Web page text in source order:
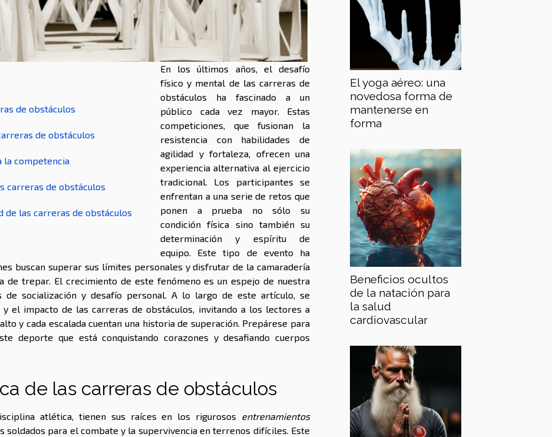
de obstáculos
de obstáculos
la competencia
carreras de obstáculos
de las carreras de obstáculos
En los últimos años, el desafío
físico y mental de las carreras de
obstáculos ha fascinado a un
público cada vez mayor. Estas
competiciones, que fusionan la
resistencia con habilidades de
agilidad y fortaleza, ofrecen una
experiencia alternativa al ejercicio
tradicional. Los participantes se
enfrentan a una serie de retos que
ponen a prueba no sólo su
condición física sino también su
determinación y espíritu de
equipo. Este tipo de evento ha
buscan superar sus límites personales y disfrutar de la camaradería
de trepar. El crecimiento de este fenómeno es un espejo de nuestra
de socialización y desafío personal. A lo largo de este artículo, se
el impacto de las carreras de obstáculos, invitando a los lectores a
y cada escalada cuentan una historia de superación. Prepárese para
deporte que está conquistando corazones y desafiando cuerpos
de las carreras de obstáculos
atlética, tienen sus raíces en los rigurosos entrenamientos
soldados para el combate y la supervivencia en terrenos difíciles. Este
El yoga aéreo: una
novedosa forma de
mantenerse en
forma
Beneficios ocultos
de la natación para
la salud
cardiovascular